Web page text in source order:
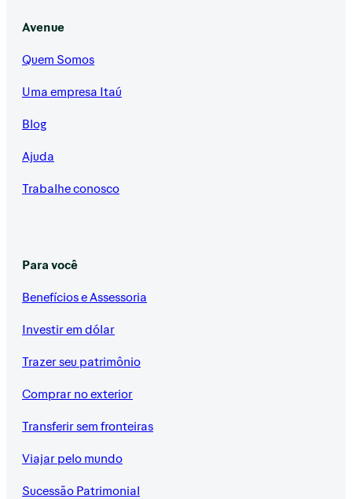
Avenue
Quem Somos
Uma empresa Itaú
Blog
Ajuda
Trabalhe conosco
Para você
Benefícios e Assessoria
Investir em dólar
Trazer seu patrimônio
Comprar no exterior
Transferir sem fronteiras
Viajar pelo mundo
Sucessão Patrimonial